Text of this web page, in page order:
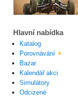
Hlavní nabídka
Katalog
Porovnávání
Bazar
Kalendář akci
Simulátory
Odcizené